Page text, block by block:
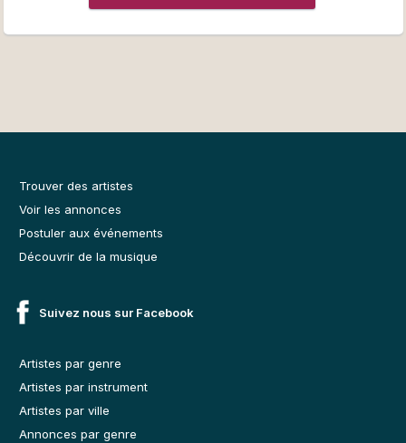
Trouver des artistes
Voir les annonces
Postuler aux événements
Découvrir de la musique
Suivez nous sur Facebook
Artistes par genre
Artistes par instrument
Artistes par ville
Annonces par genre